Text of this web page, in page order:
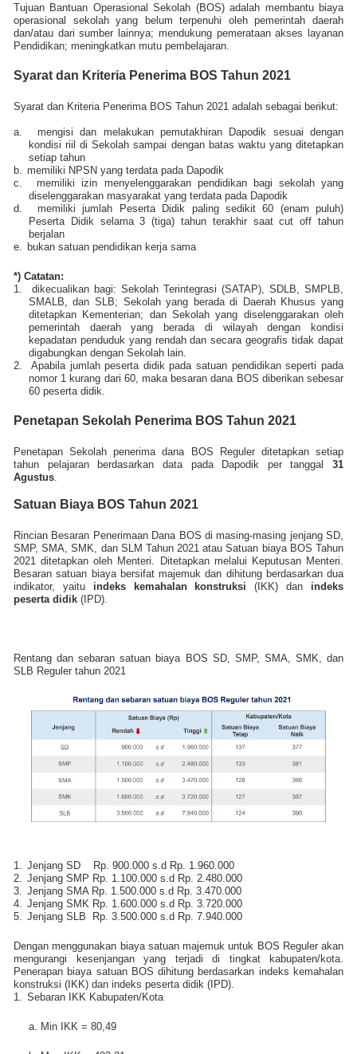
Tujuan Bantuan Operasional Sekolah (BOS) adalah membantu biaya
operasional sekolah yang belum terpenuhi oleh pemerintah daerah
dan/atau dari sumber lainnya; mendukung pemerataan akses layanan
Pendidikan; meningkatkan mutu pembelajaran.
Syarat dan Kriteria Penerima BOS Tahun 2021
Syarat dan Kriteria Penerima BOS Tahun 2021 adalah sebagai berikut:
a.
mengisi dan melakukan pemutakhiran Dapodik sesuai dengan
kondisi riil di Sekolah sampai dengan batas waktu yang ditetapkan
setiap tahun
b.
memiliki NPSN yang terdata pada Dapodik
c.
memiliki izin menyelenggarakan pendidikan bagi sekolah yang
diselenggarakan masyarakat yang terdata pada Dapodik
d.
memiliki jumlah Peserta Didik paling sedikit 60 (enam puluh)
Peserta Didik selama 3 (tiga) tahun terakhir saat cut off tahun
berjalan
e.
bukan satuan pendidikan kerja sama
*) Catatan:
1.
dikecualikan bagi: Sekolah Terintegrasi (SATAP), SDLB, SMPLB,
SMALB, dan SLB; Sekolah yang berada di Daerah Khusus yang
ditetapkan Kementerian; dan Sekolah yang diselenggarakan oleh
pemerintah daerah yang berada di wilayah dengan kondisi
kepadatan penduduk yang rendah dan secara geografis tidak dapat
digabungkan dengan Sekolah lain.
2.
Apabila jumlah peserta didik pada satuan pendidikan seperti pada
nomor 1 kurang dari 60, maka besaran dana BOS diberikan sebesar
60 peserta didik.
Penetapan Sekolah Penerima BOS Tahun 2021
Penetapan Sekolah penerima dana BOS Reguler ditetapkan setiap
tahun pelajaran berdasarkan data pada Dapodik per tanggal 31
Agustus
Satuan Biaya BOS Tahun 2021
Rincian Besaran Penerimaan Dana BOS di masing-masing jenjang SD,
SMP, SMA, SMK, dan SLM Tahun 2021 atau Satuan biaya BOS Tahun
2021 ditetapkan oleh Menteri. Ditetapkan melalui Keputusan Menteri.
Besaran satuan biaya bersifat majemuk dan dihitung berdasarkan dua
indikator, yaitu indeks kemahalan konstruksi (IKK) dan indeks
peserta didik (IPD).
Rentang dan sebaran satuan biaya BOS SD, SMP, SMA, SMK, dan
SLB Reguler tahun 2021
1. Jenjang SD
Rp. 900.000 s.d Rp. 1.960.000
2.
Jenjang SMP Rp. 1.100.000 s.d Rp. 2.480.000
3.
Jenjang SMA Rp. 1.500.000 s.d Rp. 3.470.000
4.
Jenjang SMK Rp. 1.600.000 s.d Rp. 3.720.000
5.
Jenjang SLB Rp. 3.500.000 s.d Rp. 7.940.000
Dengan menggunakan biaya satuan majemuk untuk BOS Reguler akan
mengurangi kesenjangan yang terjadi di tingkat kabupaten/kota.
Penerapan biaya satuan BOS dihitung berdasarkan indeks kemahalan
konstruksi (IKK) dan indeks peserta didik (IPD).
1.
Sebaran IKK Kabupaten/Kota
a. Min IKK = 80,49